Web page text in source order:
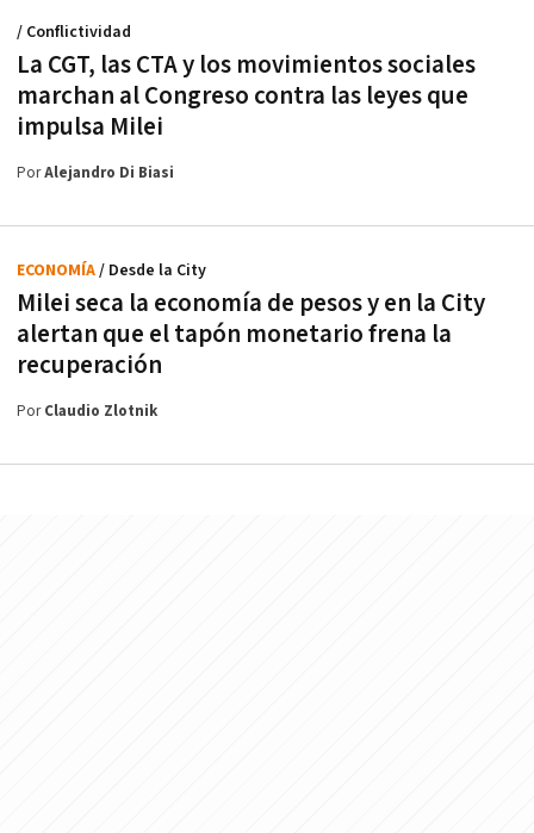
La CGT, las CTA y los movimientos sociales
marchan al Congreso contra las leyes que
impulsa Milei
/ Conflictividad
PorAlejandro Di Biasi
Milei seca la economía de pesos y en la City
alertan que el tapón monetario frena la
recuperación
ECONOMÍA/ Desde la City
PorClaudio Zlotnik